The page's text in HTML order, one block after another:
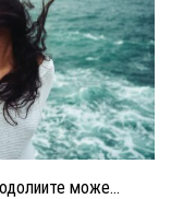
може...